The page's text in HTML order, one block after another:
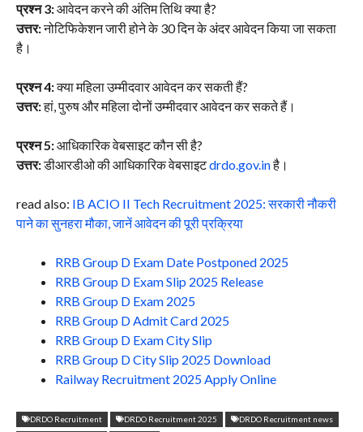
प्रश्न 3:आवेदन करने की अंतिम तिथि क्या है?
उत्तर:नोटिफिकेशन जारी होने के 30 दिन के अंदर आवेदन किया जा सकता
है।
प्रश्न 4:क्या महिला उम्मीदवार आवेदन कर सकती हैं?
उत्तर:हां, पुरुष और महिला दोनों उम्मीदवार आवेदन कर सकते हैं।
प्रश्न 5:आधिकारिक वेबसाइट कौन सी है?
उत्तर:डीआरडीओ की आधिकारिक वेबसाइटdrdo.gov.inहै।
read also: IB ACIO II Tech Recruitment 2025: सरकारी नौकरी
पाने का सुनहरा मौका, जानें आवेदन की पूरी प्रक्रिया
RRB Group D Exam Date Postponed 2025
RRB Group D Exam Slip 2025 Release
RRB Group D Exam 2025
RRB Group D Admit Card 2025
RRB Group D Exam City Slip
RRB Group D City Slip 2025 Download
Railway Recruitment 2025 Apply Online
DRDO Recruitment DRDO Recruitment 2025
DRDO Recruitment news